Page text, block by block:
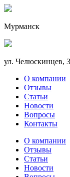
Мурманск
ул. Челюскинцев,
О компании
Отзывы
Статьи
Новости
Вопросы
Контакты
О компании
Отзывы
Статьи
Новости